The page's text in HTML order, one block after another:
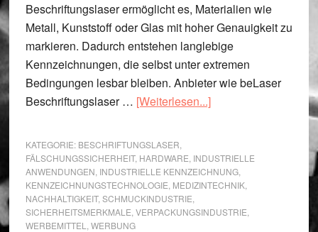
Beschriftungslaser ermöglicht es, Materialien wie
Metall, Kunststoff oder Glas mit hoher Genauigkeit zu
markieren. Dadurch entstehen langlebige
Kennzeichnungen, die selbst unter extremen
Bedingungen lesbar bleiben. Anbieter wie beLaser
Beschriftungslaser … [Weiterlesen...]ÜberFür
ist
ein
Beschriftungslaser
sinnvoll?
KATEGORIE: BESCHRIFTUNGSLASER
FÄLSCHUNGSSICHERHEIT, HARDWARE INDUSTRIELLE
ANWENDUNGEN INDUSTRIELLE KENNZEICHNUNG,
KENNZEICHNUNGSTECHNOLOGIE MEDIZINTECHNIK,
NACHHALTIGKEIT, SCHMUCKINDUSTRIE
SICHERHEITSMERKMALE VERPACKUNGSINDUSTRIE
WERBEMITTEL
WERBUNG